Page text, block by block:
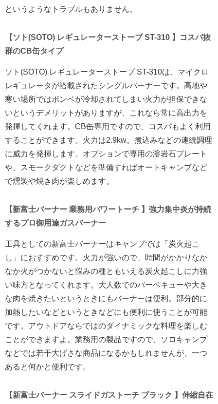
というようなトラブルもありません。
【ソト(SOTO) レギュレーターストーブ ST-310 】コスパ抜
群のCB缶タイプ
ソト(SOTO) レギュレーターストーブ ST-310は、マイクロ
レギュレータが搭載されたシングルバーナーです。高地や
寒い場所ではボンベが冷却されてしまい火力が担保できな
いというデメリットがありますが、これなら常に高出力を
発揮してくれます。CB缶専用ですので、コスパもよく利用
することができます。火力は2.9kw。煮込みなどの連続調理
に威力を発揮します。オプションで専用の溶岩石プレート
や、スモークダクトなどを準備すればオートキャンプなど
で燻製や焼き肉が楽しめます。
【新富士バーナー 業務用パワートーチ 】強力集中炎が持続
するプロ御用達ガスバーナー
工具としての新富士バーナーはキャンプでは「炭火起こ
し」におすすめです。火力が強いので、時間がかかりなか
なか火がつかないと悩みの種ともいえる炭火起こしに力強
い味方となってくれます。大人数でのバーベキューや大き
な肉を焼きたいというときにもバーナーは便利。部分的に
加熱したいなどというときなどにも便利に使うことが可能
です。アウトドアならではのダイナミックな料理を楽しむ
ことができますよ。業務用の製品ですので、ソロキャンプ
などでは若干大げさな商品になるかもしれませんが、一つ
あると何かと便利です。
【新富士バーナー スライドガストーチ ブラック 】伸縮自在